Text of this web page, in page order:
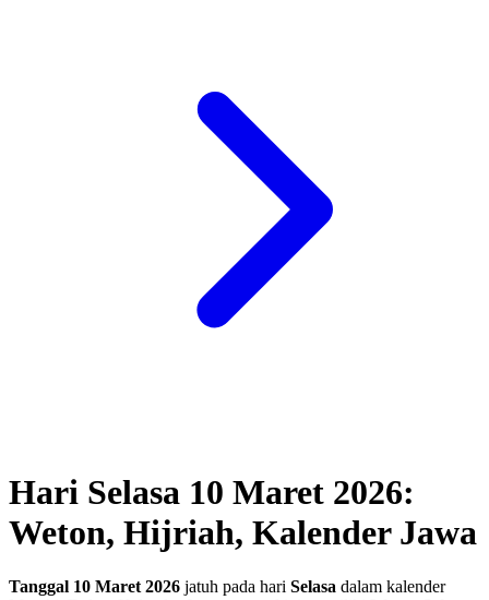
Hari Selasa 10 Maret 2026:
Weton, Hijriah, Kalender Jawa
Tanggal 10 Maret 2026 jatuh pada hari Selasa dalam kalender